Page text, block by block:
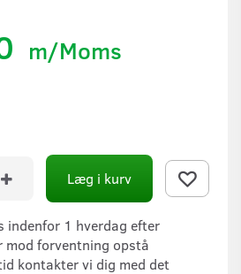
m/Moms
Læg i kurv
indenfor 1 hverdag efter
mod forventning opstå
kontakter vi dig med det